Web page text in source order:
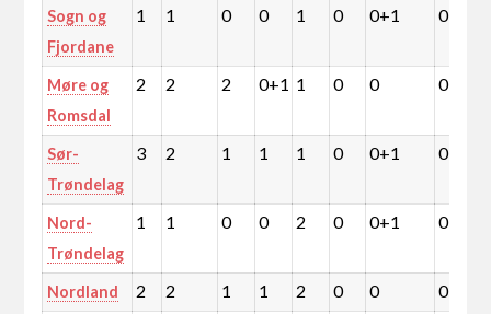
Sogn og
Fjordane
1 1 0 0 1 0 0+1 0
Møre og
Romsdal
2 2 2 0+1 1 0 0 0
Sør-
Trøndelag
3 2 1 1 1 0 0+1 0
Nord-
Trøndelag
1 1 0 0 2 0 0+1 0
Nordland 2 2 1 1 2 0 0 0